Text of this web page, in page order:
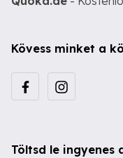
Kövess minket a
Töltsd le ingyenes